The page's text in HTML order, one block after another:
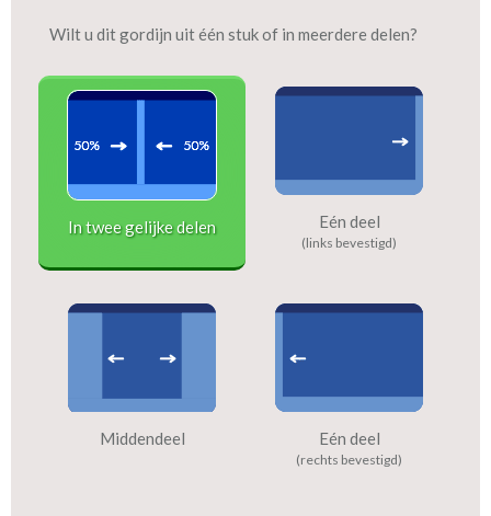
Wilt u dit gordijn uit één stuk of in meerdere delen?
In twee gelijke delen Eén deel
(links bevestigd)
Middendeel Eén deel
(rechts bevestigd)